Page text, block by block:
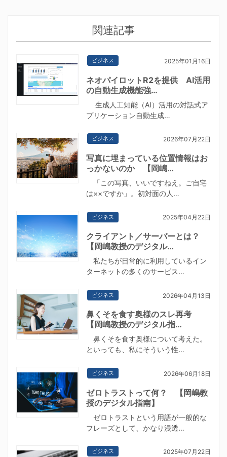
関連記事
ビジネス 2025年01月16日
ネオパイロットR2を提供 AI活用
の自動生成機能強…
生成人工知能（AI）活用の対話式ア
プリケーション自動生成…
ビジネス 2026年07月22日
写真に埋まっている位置情報はお
っかないのか 【岡嶋…
「この写真、いいですねえ。ご自宅
は××ですか」。初対面の人…
ビジネス 2025年04月22日
クライアント／サーバーとは？
【岡嶋教授のデジタル…
私たちが日常的に利用しているイン
ターネットの多くのサービス…
ビジネス 2026年04月13日
鼻くそを食す奥様のスレ再考
【岡嶋教授のデジタル指…
鼻くそを食す奥様について考えた。
といっても、私にそういう性…
ビジネス 2026年06月18日
ゼロトラストって何？ 【岡嶋教
授のデジタル指南】
ゼロトラストという用語が一般的な
フレーズとして、かなり浸透…
ビジネス 2025年07月22日